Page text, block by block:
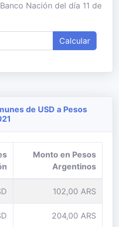
Nación del día 11 de
Calcular
de USD a Pesos
Monto en Pesos
Argentinos
102,00 ARS
204,00 ARS